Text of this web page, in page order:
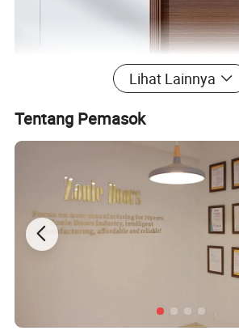
Lihat Lainnya
Tentang Pemasok